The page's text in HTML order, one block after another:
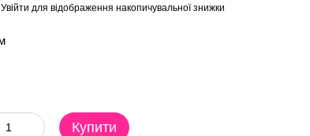
Увійти для відображення накопичувальної знижки
Купити